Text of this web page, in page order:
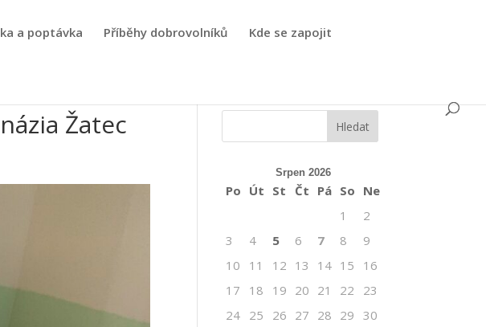
a poptávka Příběhy dobrovolníků Kde se zapojit
Žatec
Srpen 2026
Po Út St Čt Pá So Ne
1
2
3
4 5 6 7 8
9
10
11 12 13 14 15
16
17
18 19 20 21 22
23
24 25 26 27 28 29
30